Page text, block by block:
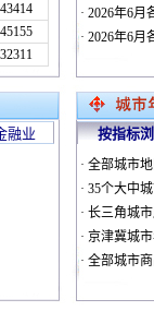
43414
45155
32311
· 2026年6
· 2026年6月
融业 按指标
· 全部城市
· 35个大中
· 长三角城
· 京津冀城
· 全部城市